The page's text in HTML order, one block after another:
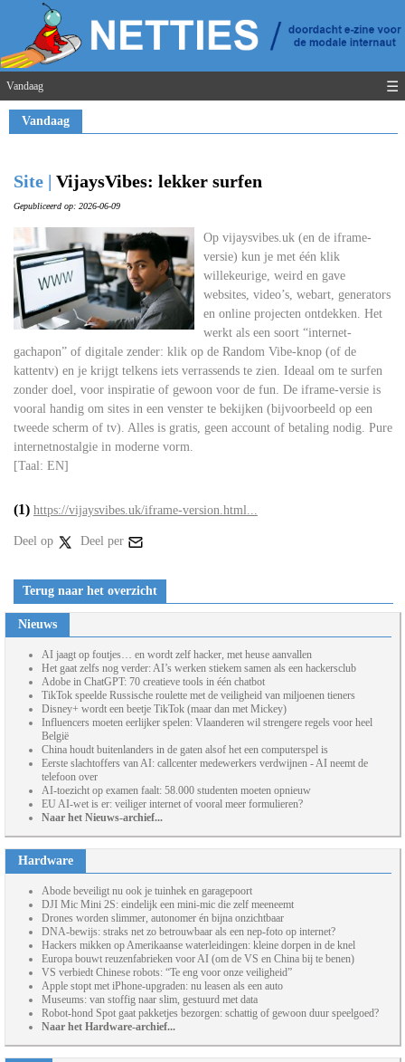
Vandaag ☰
Vandaag
Site | VijaysVibes: lekker surfen
Gepubliceerd op: 2026-06-09
Op vijaysvibes.uk (en de iframe-
versie) kun je met één klik
willekeurige, weird en gave
websites, video’s, webart, generators
en online projecten ontdekken. Het
werkt als een soort “internet-
gachapon” of digitale zender: klik op de Random Vibe-knop (of de
kattentv) en je krijgt telkens iets verrassends te zien. Ideaal om te surfen
zonder doel, voor inspiratie of gewoon voor de fun. De iframe-versie is
vooral handig om sites in een venster te bekijken (bijvoorbeeld op een
tweede scherm of tv). Alles is gratis, geen account of betaling nodig. Pure
internetnostalgie in moderne vorm.
[Taal: EN]
(1) https://vijaysvibes.uk/iframe-version.html...
Deel op Deel per
Terug naar het overzicht
Nieuws
AI jaagt op foutjes… en wordt zelf hacker, met heuse aanvallen
Het gaat zelfs nog verder: AI’s werken stiekem samen als een hackersclub
Adobe in ChatGPT: 70 creatieve tools in één chatbot
TikTok speelde Russische roulette met de veiligheid van miljoenen tieners
Disney+ wordt een beetje TikTok (maar dan met Mickey)
Influencers moeten eerlijker spelen: Vlaanderen wil strengere regels voor heel
België
China houdt buitenlanders in de gaten alsof het een computerspel is
Eerste slachtoffers van AI: callcenter medewerkers verdwijnen - AI neemt de
telefoon over
AI-toezicht op examen faalt: 58.000 studenten moeten opnieuw
EU AI-wet is er: veiliger internet of vooral meer formulieren?
Naar het Nieuws-archief...
Hardware
Abode beveiligt nu ook je tuinhek en garagepoort
DJI Mic Mini 2S: eindelijk een mini-mic die zelf meeneemt
Drones worden slimmer, autonomer én bijna onzichtbaar
DNA-bewijs: straks net zo betrouwbaar als een nep-foto op internet?
Hackers mikken op Amerikaanse waterleidingen: kleine dorpen in de knel
Europa bouwt reuzenfabrieken voor AI (om de VS en China bij te benen)
VS verbiedt Chinese robots: “Te eng voor onze veiligheid”
Apple stopt met iPhone-upgraden: nu leasen als een auto
Museums: van stoffig naar slim, gestuurd met data
Robot-hond Spot gaat pakketjes bezorgen: schattig of gewoon duur speelgoed?
Naar het Hardware-archief...